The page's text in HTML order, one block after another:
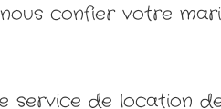
confier votre
service de location